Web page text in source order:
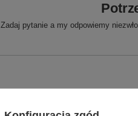
Zadaj pytanie a my odpowiemy